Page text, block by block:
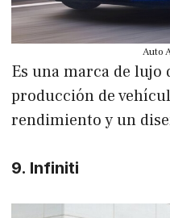
Auto
Es una marca de lujo
producción de
rendimiento y un
9. Infiniti